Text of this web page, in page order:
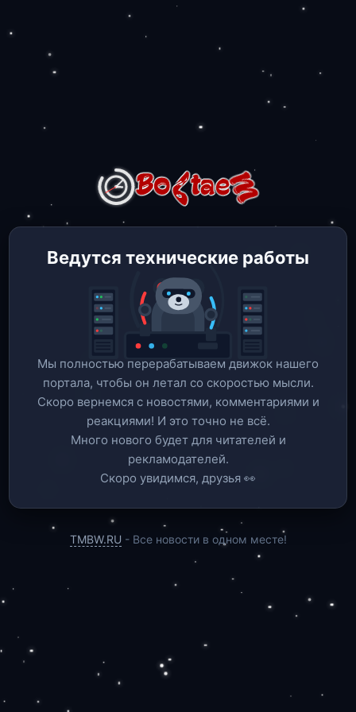
Ведутся технические работы
Мы полностью перерабатываем движок нашего
портала, чтобы он летал со скоростью мысли.
Скоро вернемся c новостями, комментариями и
реакциями! И это точно не всё.
Много нового будет для читателей и
рекламодателей.
Скоро увидимся, друзья 👀
TMBW.RU - Все новости в одном месте!